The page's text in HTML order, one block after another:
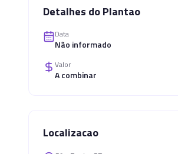
Detalhes do Plantao
Data
Não informado
Valor
A combinar
Localizacao